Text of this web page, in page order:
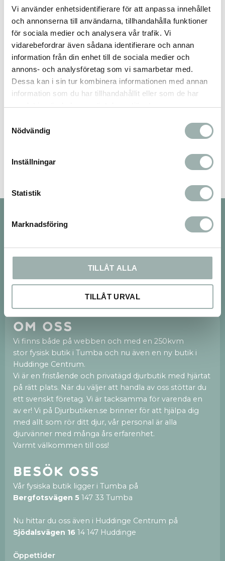
Vi använder enhetsidentifierare för att anpassa innehållet
och annonserna till användarna, tillhandahålla funktioner
för sociala medier och analysera vår trafik. Vi
vidarebefordrar även sådana identifierare och annan
information från din enhet till de sociala medier och
annons- och analysföretag som vi samarbetar med.
Dessa kan i sin tur kombinera informationen med annan
information som du har tillhandahållit eller som de har
samlat in när du har använt deras tjänster.
Nödvändig
Inställningar
Statistik
Marknadsföring
TILLÅT ALLA
TILLÅT URVAL
Omdömen
Du
Bli den första att lämna ett omdöme.
PRENUMERERA
Om oss
Vi finns både på webben och med en 250kvm
stor fysisk butik i Tumba och nu även en ny butik i
Huddinge Centrum.
Vi är en fristående och privatägd djurbutik med hjärtat
på rätt plats. När du väljer att handla av oss stöttar du
ett svenskt företag. Vi är tacksamma för varenda en
av er! Vi på Djurbutiken.se brinner för att hjälpa dig
med allt som rör ditt djur, vår personal är alla
djurvänner med många års erfarenhet.
Varmt välkommen till oss!
Besök oss
Vår fysiska butik ligger i Tumba på
Bergfotsvägen 5 147 33 Tumba
Nu hittar du oss även i Huddinge Centrum på
Sjödalsvägen 16 14 147 Huddinge
Öppettider